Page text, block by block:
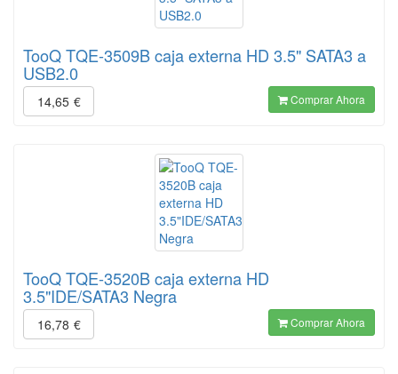
TooQ TQE-3509B caja externa HD 3.5" SATA3 a
USB2.0
14,65 € Comprar Ahora
TooQ TQE-3520B caja externa HD
3.5"IDE/SATA3 Negra
16,78 € Comprar Ahora